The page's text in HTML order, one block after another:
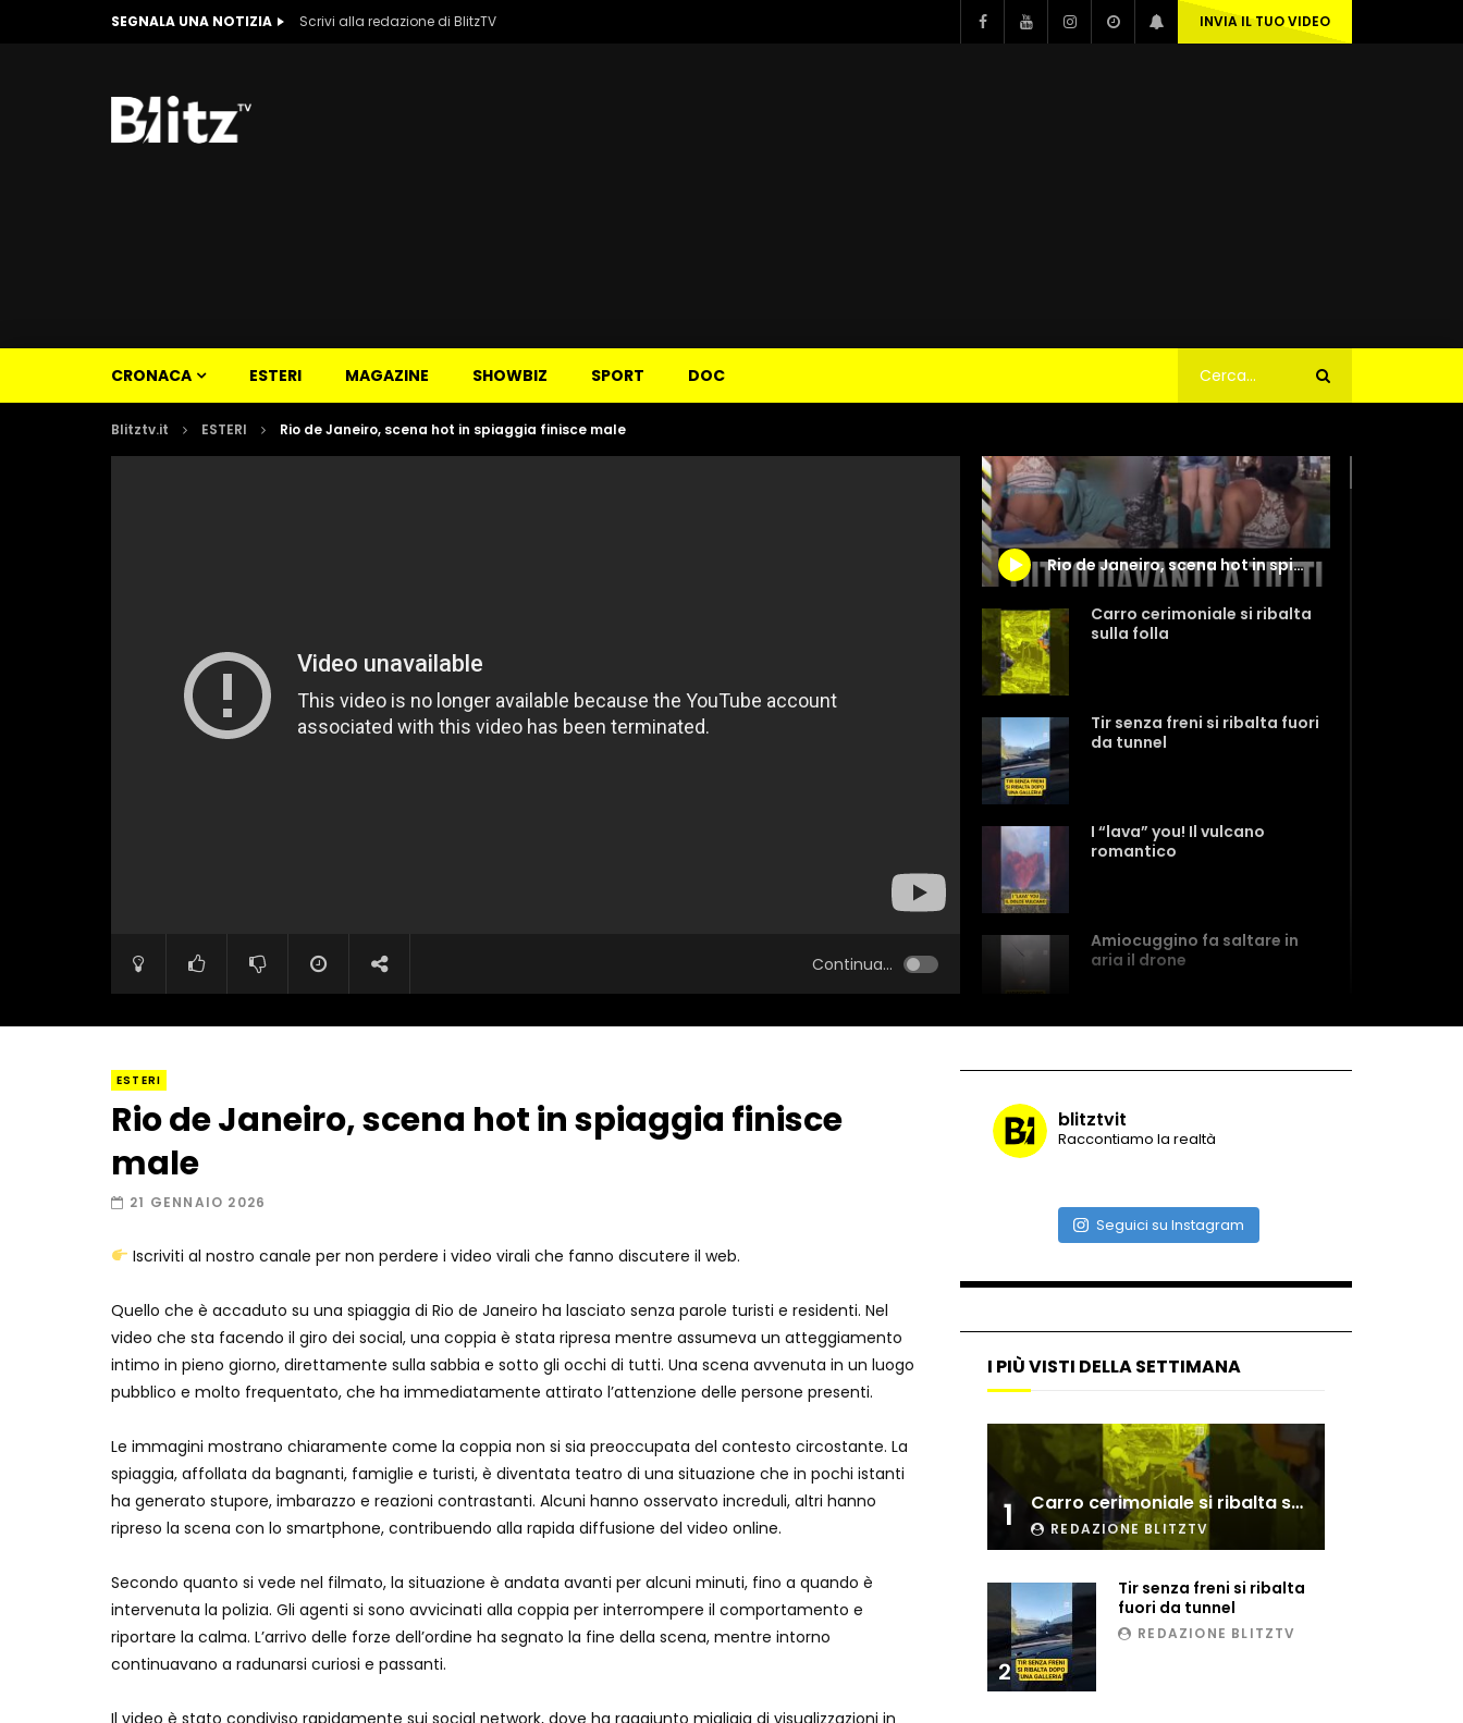
SEGNALA UNA NOTIZIA Scrivi alla redazione di BlitzTV INVIA IL TUO VIDEO
CRONACA ESTERI MAGAZINE SHOWBIZ SPORT DOC
Blitztv.it ESTERI Rio de Janeiro, scena hot in spiaggia finisce male
Continua...
Rio de Janeiro, scena hot in spiaggia finisce male
Carro cerimoniale si ribalta
sulla folla
Tir senza freni si ribalta fuori
da tunnel
I “lava” you! Il vulcano
romantico
Amiocuggino fa saltare in
aria il drone
dopo incidente
Nei casinò arriva il cambio
Esplode cabina elettrica
sotterranea
Grattacielo crolla per un
incendio
ESTERI
Rio de Janeiro, scena hot in spiaggia finisce
male
21 GENNAIO 2026
Iscriviti al nostro canale per non perdere i video virali che fanno discutere il web.
Quello che è accaduto su una spiaggia di Rio de Janeiro ha lasciato senza parole turisti e residenti. Nel
video che sta facendo il giro dei social, una coppia è stata ripresa mentre assumeva un atteggiamento
intimo in pieno giorno, direttamente sulla sabbia e sotto gli occhi di tutti. Una scena avvenuta in un luogo
pubblico e molto frequentato, che ha immediatamente attirato l’attenzione delle persone presenti.
Le immagini mostrano chiaramente come la coppia non si sia preoccupata del contesto circostante. La
spiaggia, affollata da bagnanti, famiglie e turisti, è diventata teatro di una situazione che in pochi istanti
ha generato stupore, imbarazzo e reazioni contrastanti. Alcuni hanno osservato increduli, altri hanno
ripreso la scena con lo smartphone, contribuendo alla rapida diffusione del video online.
Secondo quanto si vede nel filmato, la situazione è andata avanti per alcuni minuti, fino a quando è
intervenuta la polizia. Gli agenti si sono avvicinati alla coppia per interrompere il comportamento e
riportare la calma. L’arrivo delle forze dell’ordine ha segnato la fine della scena, mentre intorno
continuavano a radunarsi curiosi e passanti.
Il video è stato condiviso rapidamente sui social network, dove ha raggiunto migliaia di visualizzazioni in
blitztvit
Raccontiamo la realtà
Seguici su Instagram
I PIÙ VISTI DELLA SETTIMANA
1 Carro cerimoniale si ribalta sulla folla
REDAZIONE BLITZTV
2
Tir senza freni si ribalta
fuori da tunnel
REDAZIONE BLITZTV